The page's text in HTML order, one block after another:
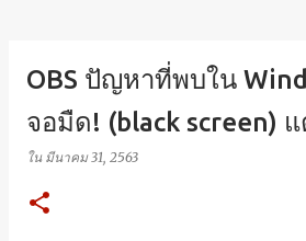
OBS ปัญหาที่พบใน
จอมืด! (black screen)
ใน มีนาคม 31, 2563